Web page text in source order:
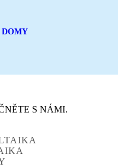
DOMY
S NÁMI.